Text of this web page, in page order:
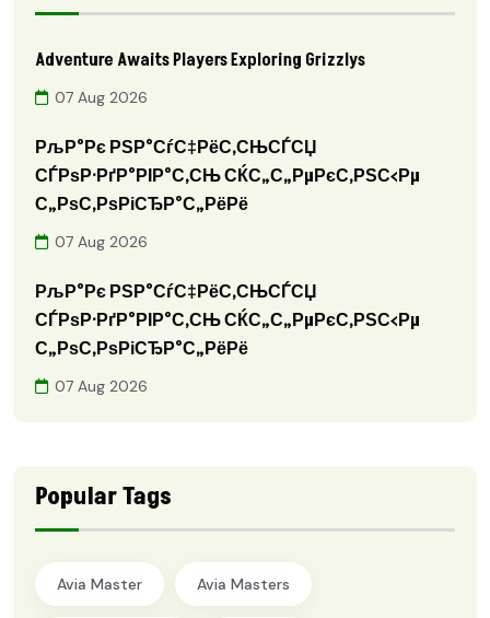
Adventure Awaits Players Exploring Grizzlys
07 Aug 2026
РљР°Рє РЅР°СѓС‡РёС‚СЊСЃСЏ
СЃРѕР·РґР°РІР°С‚СЊ СЌС„С„РµРєС‚РЅС‹Рµ
С„РѕС‚РѕРіСЂР°С„РёРё
07 Aug 2026
РљР°Рє РЅР°СѓС‡РёС‚СЊСЃСЏ
СЃРѕР·РґР°РІР°С‚СЊ СЌС„С„РµРєС‚РЅС‹Рµ
С„РѕС‚РѕРіСЂР°С„РёРё
07 Aug 2026
Popular Tags
Avia Master Avia Masters